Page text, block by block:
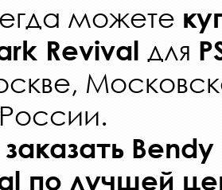
можете
Revival для
.
заказать
по лучшей